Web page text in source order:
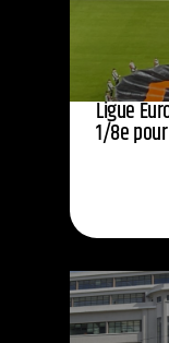
Ligue
1/8e pour